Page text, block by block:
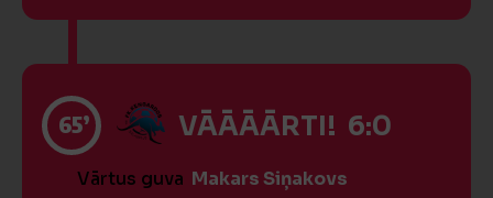
65’ VĀĀĀĀRTI! 6:0
Vārtus guva Makars Siņakovs